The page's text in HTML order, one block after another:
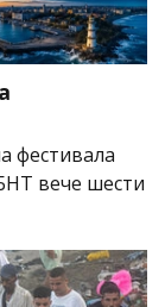
фестивала
вече шести